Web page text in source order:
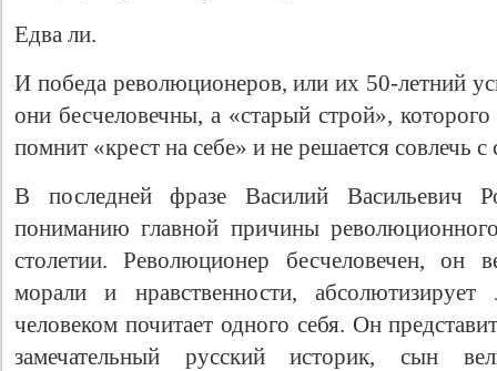
Едва ли.
И победа революционеров, или их 50-летний
они бесчеловечны, а «старый строй»,
помнит «крест на себе» и не решается совлечь с
В последней фразе Василий Васильевич
пониманию главной причины
столетии. Революционер бесчеловечен, он
морали и нравственности,
человеком почитает одного себя. Он
замечательный русский историк, сын